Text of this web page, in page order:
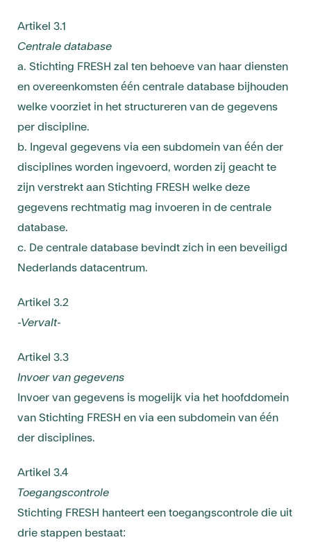
Artikel 3.1
Centrale database
a. Stichting FRESH zal ten behoeve van haar diensten
en overeenkomsten één centrale database bijhouden
welke voorziet in het structureren van de gegevens
per discipline.
b. Ingeval gegevens via een subdomein van één der
disciplines worden ingevoerd, worden zij geacht te
zijn verstrekt aan Stichting FRESH welke deze
gegevens rechtmatig mag invoeren in de centrale
database.
c. De centrale database bevindt zich in een beveiligd
Nederlands datacentrum.
Artikel 3.2
-Vervalt-
Artikel 3.3
Invoer van gegevens
Invoer van gegevens is mogelijk via het hoofddomein
van Stichting FRESH en via een subdomein van één
der disciplines.
Artikel 3.4
Toegangscontrole
Stichting FRESH hanteert een toegangscontrole die uit
drie stappen bestaat: